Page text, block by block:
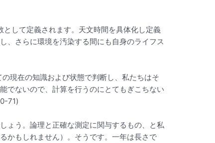
して定義されます。天文時間を具体化し定義
、さらに環境を汚染する間にも自身のライフス
現在の知識および状態で判断し、私たちはそ
でないので、計算を行うのにとてもぎこちない
71)
ょう。論理と正確な測定に関与するもの、と私
かもしれません）。そうです。一年は長さで